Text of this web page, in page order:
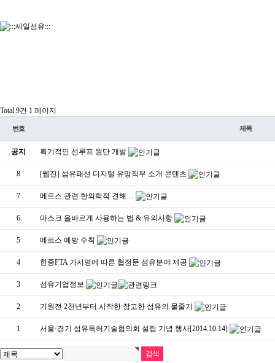
Total 9건 1 페이지
번호 제목
공지 획기적인 선루프 원단 개발
8 [웹진] 섬유패션 디지털 유망직무 소개 콘텐츠
7 메르스 관련 한의학적 견해....
6 마스크 올바르게 사용하는 법 & 유의사항
5 메르스 예방 수칙
4 한중FTA 가서명에 따른 협정문 섬유분야 제공
3 섬유기업정보
2 기원전 2천년부터 시작한 장고한 섬유의 물줄기
1 서울·경기 섬유특허기술협의회 설립 기념 행사[2014.10.14]